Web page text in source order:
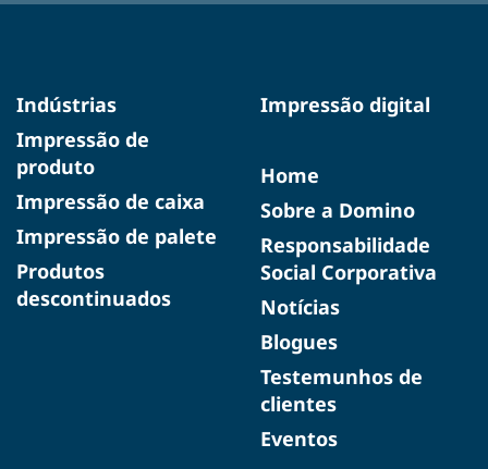
Indústrias
Impressão de
produto
Impressão de caixa
Impressão de palete
Produtos
descontinuados
Impressão digital
Home
Sobre a Domino
Responsabilidade
Social Corporativa
Notícias
Blogues
Testemunhos de
clientes
Eventos